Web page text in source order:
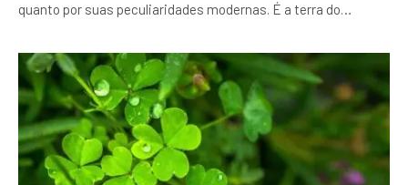
quanto por suas peculiaridades modernas. É a terra do…